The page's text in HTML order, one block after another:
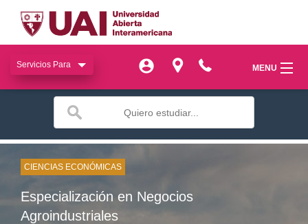
Servicios Para MENU
miUAI
Facultades
Servicios Para MENU
Facultades
CIENCIAS ECONÓMICAS
Especialización en Negocios
Agroindustriales